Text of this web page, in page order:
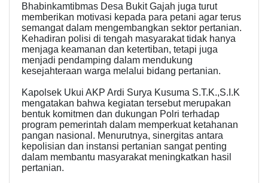
Bhabinkamtibmas Desa Bukit Gajah juga turut
memberikan motivasi kepada para petani agar terus
semangat dalam mengembangkan sektor pertanian.
Kehadiran polisi di tengah masyarakat tidak hanya
menjaga keamanan dan ketertiban, tetapi juga
menjadi pendamping dalam mendukung
kesejahteraan warga melalui bidang pertanian.
Kapolsek Ukui AKP Ardi Surya Kusuma S.T.K.,S.I.K
mengatakan bahwa kegiatan tersebut merupakan
bentuk komitmen dan dukungan Polri terhadap
program pemerintah dalam memperkuat ketahanan
pangan nasional. Menurutnya, sinergitas antara
kepolisian dan instansi pertanian sangat penting
dalam membantu masyarakat meningkatkan hasil
pertanian.